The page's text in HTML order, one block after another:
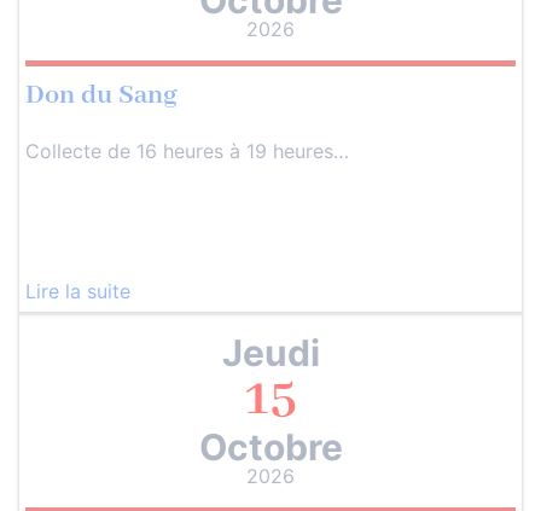
2026
Don du Sang
Collecte de 16 heures à 19 heures…
Lire la suite
Jeudi
15
Octobre
2026